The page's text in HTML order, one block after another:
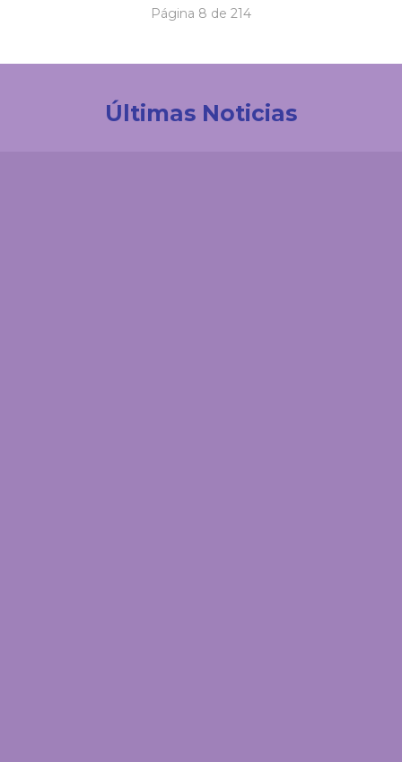
Página 8 de 214
Últimas Noticias